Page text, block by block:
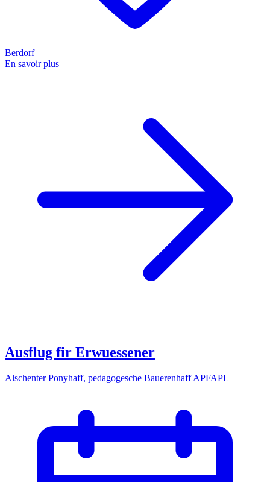
Berdorf
En savoir plus
Ausflug fir Erwuessener
Alschenter Ponyhaff, pedagogesche Bauerenhaff APFAPL